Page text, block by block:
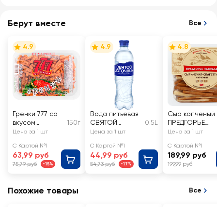
Берут вместе Все
4.9
Гренки 777 со
вкусом
красной икры
150г
Цена за 1 шт
С Картой №1
63,99 руб
75,79 руб -15%
4.9
Вода питьевая
СВЯТОЙ
ИСТОЧНИК
0.5L
Цена за 1 шт
С Картой №1
44,99 руб
54,73 руб -17%
4.8
Сыр копченый
ПРЕДГОРЬЕ
КАВКАЗА
без змж
Цена за 1 шт
С Картой №1
189,99 руб
199,99 руб
Похожие товары Все